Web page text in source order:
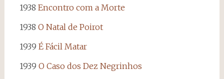
1938 Encontro com a Morte
1938 O Natal de Poirot
1939 É Fácil Matar
1939 O Caso dos Dez Negrinhos